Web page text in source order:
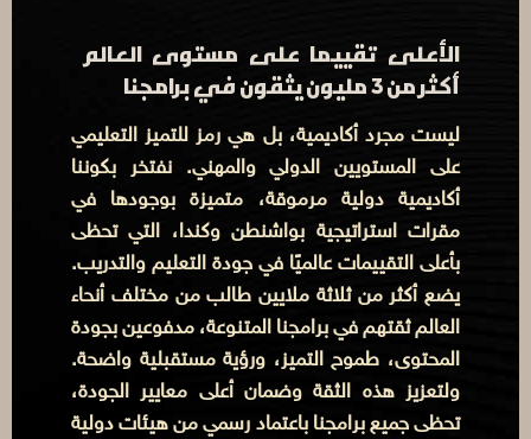
الأعلى تقييما على مستوى العالم
أكثر من 3 مليون يثقون في برامجنا
ليست مجرد أكاديمية، بل هي رمز للتميز التعليمي
على المستويين الدولي والمهني. نفتخر بكوننا
أكاديمية دولية مرموقة، متميزة بوجودها في
مقرات استراتيجية بواشنطن وكندا، التي تحظى
بأعلى التقييمات عالميًا في جودة التعليم والتدريب.
يضع أكثر من ثلاثة ملايين طالب من مختلف أنحاء
العالم ثقتهم في برامجنا المتنوعة، مدفوعين بجودة
المحتوى، طموح التميز، ورؤية مستقبلية واضحة.
ولتعزيز هذه الثقة وضمان أعلى معايير الجودة،
تحظى جميع برامجنا باعتماد رسمي من هيئات دولية